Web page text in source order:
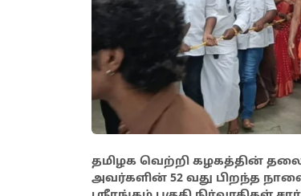
தமிழக வெற்றி கழகத்தின்
அவர்களின் 52 வது பிறந்த